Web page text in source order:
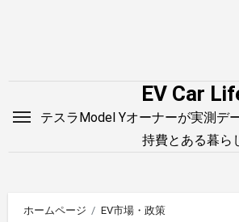
EV Car
テスラModel Yオーナーが実測デ
持費とある暮ら
ホームページ
EV市場・政策